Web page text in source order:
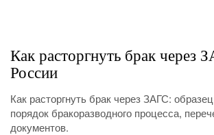
Как расторгнуть брак через
России
Как расторгнуть брак через ЗАГС:
порядок бракоразводного процесса,
документов.